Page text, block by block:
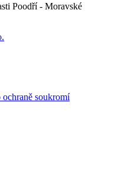
Poodří - Moravské
ochraně soukromí